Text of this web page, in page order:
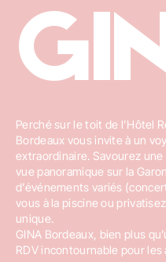
Perché sur le toit de l’Hôtel
Bordeaux vous invite à un
extraordinaire. Savourez
vue panoramique sur la
d’événements variés
vous à la piscine ou
unique.
GINA Bordeaux, bien plus
RDV incontournable pour les